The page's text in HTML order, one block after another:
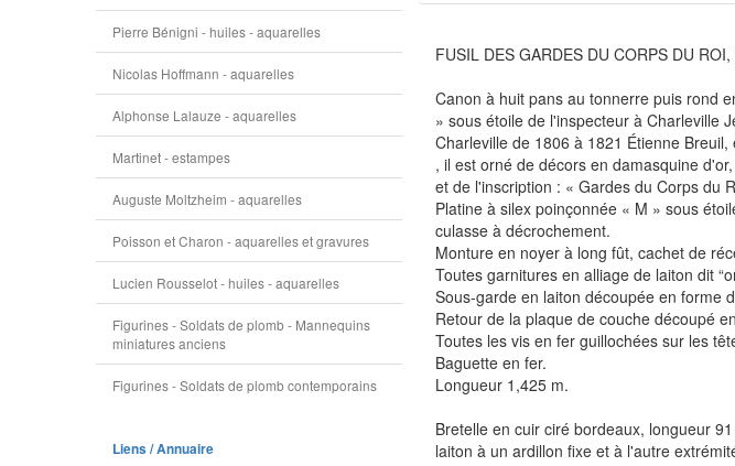
Pierre Bénigni - huiles - aquarelles
Nicolas Hoffmann - aquarelles
Alphonse Lalauze - aquarelles
Martinet - estampes
Auguste Moltzheim - aquarelles
Poisson et Charon - aquarelles et gravures
Lucien Rousselot - huiles - aquarelles
Figurines - Soldats de plomb - Mannequins
miniatures anciens
Figurines - Soldats de plomb contemporains
Liens / Annuaire
FUSIL DES GARDES DU CORPS DU
Canon à huit pans au tonnerre puis rond
» sous étoile de l'inspecteur à Charleville
Charleville de 1806 à 1821 Étienne
, il est orné de décors en damasquine
et de l'inscription : « Gardes du Corps du
Platine à silex poinçonnée « M » sous
culasse à décrochement.
Monture en noyer à long fût, cachet de
Toutes garnitures en alliage de laiton dit
Sous-garde en laiton découpée en forme
Retour de la plaque de couche découpé
Toutes les vis en fer guillochées sur les
Baguette en fer.
Longueur 1,425 m.
Bretelle en cuir ciré bordeaux, longueur
laiton à un ardillon fixe et à l'autre